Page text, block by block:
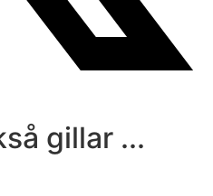
gillar ...